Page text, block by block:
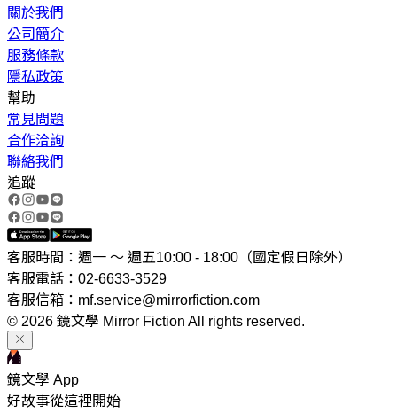
關於我們
公司簡介
服務條款
隱私政策
幫助
常見問題
合作洽詢
聯絡我們
追蹤
客服時間：週一 ～ 週五10:00 - 18:00（國定假日除外）
客服電話：02-6633-3529
客服信箱：mf.service@mirrorfiction.com
© 2026 鏡文學 Mirror Fiction All rights reserved.
鏡文學 App
好故事從這裡開始